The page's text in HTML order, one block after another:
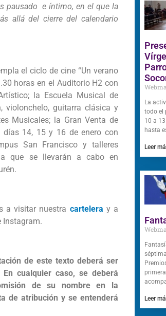
pausado e íntimo, en el que la
allá del cierre del calendario
el ciclo de cine “Un verano
horas en el Auditorio H2 con
la Escuela Musical de
violonchelo, guitarra clásica y
Musicales; la Gran Venta de
días 14, 15 y 16 de enero con
San Francisco y talleres
que se llevarán a cabo en
a visitar nuestra cartelera ya
Instagram.
de este texto deberá ser
cualquier caso, se deberá
de su nombre en la
de atribución y se entenderá
La
todo el
10 a
hasta
Leer
Leer